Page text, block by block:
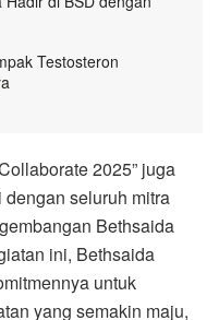
Testosteron
2025” juga
seluruh mitra
Bethsaida
ini, Bethsaida
untuk
yang semakin maju,